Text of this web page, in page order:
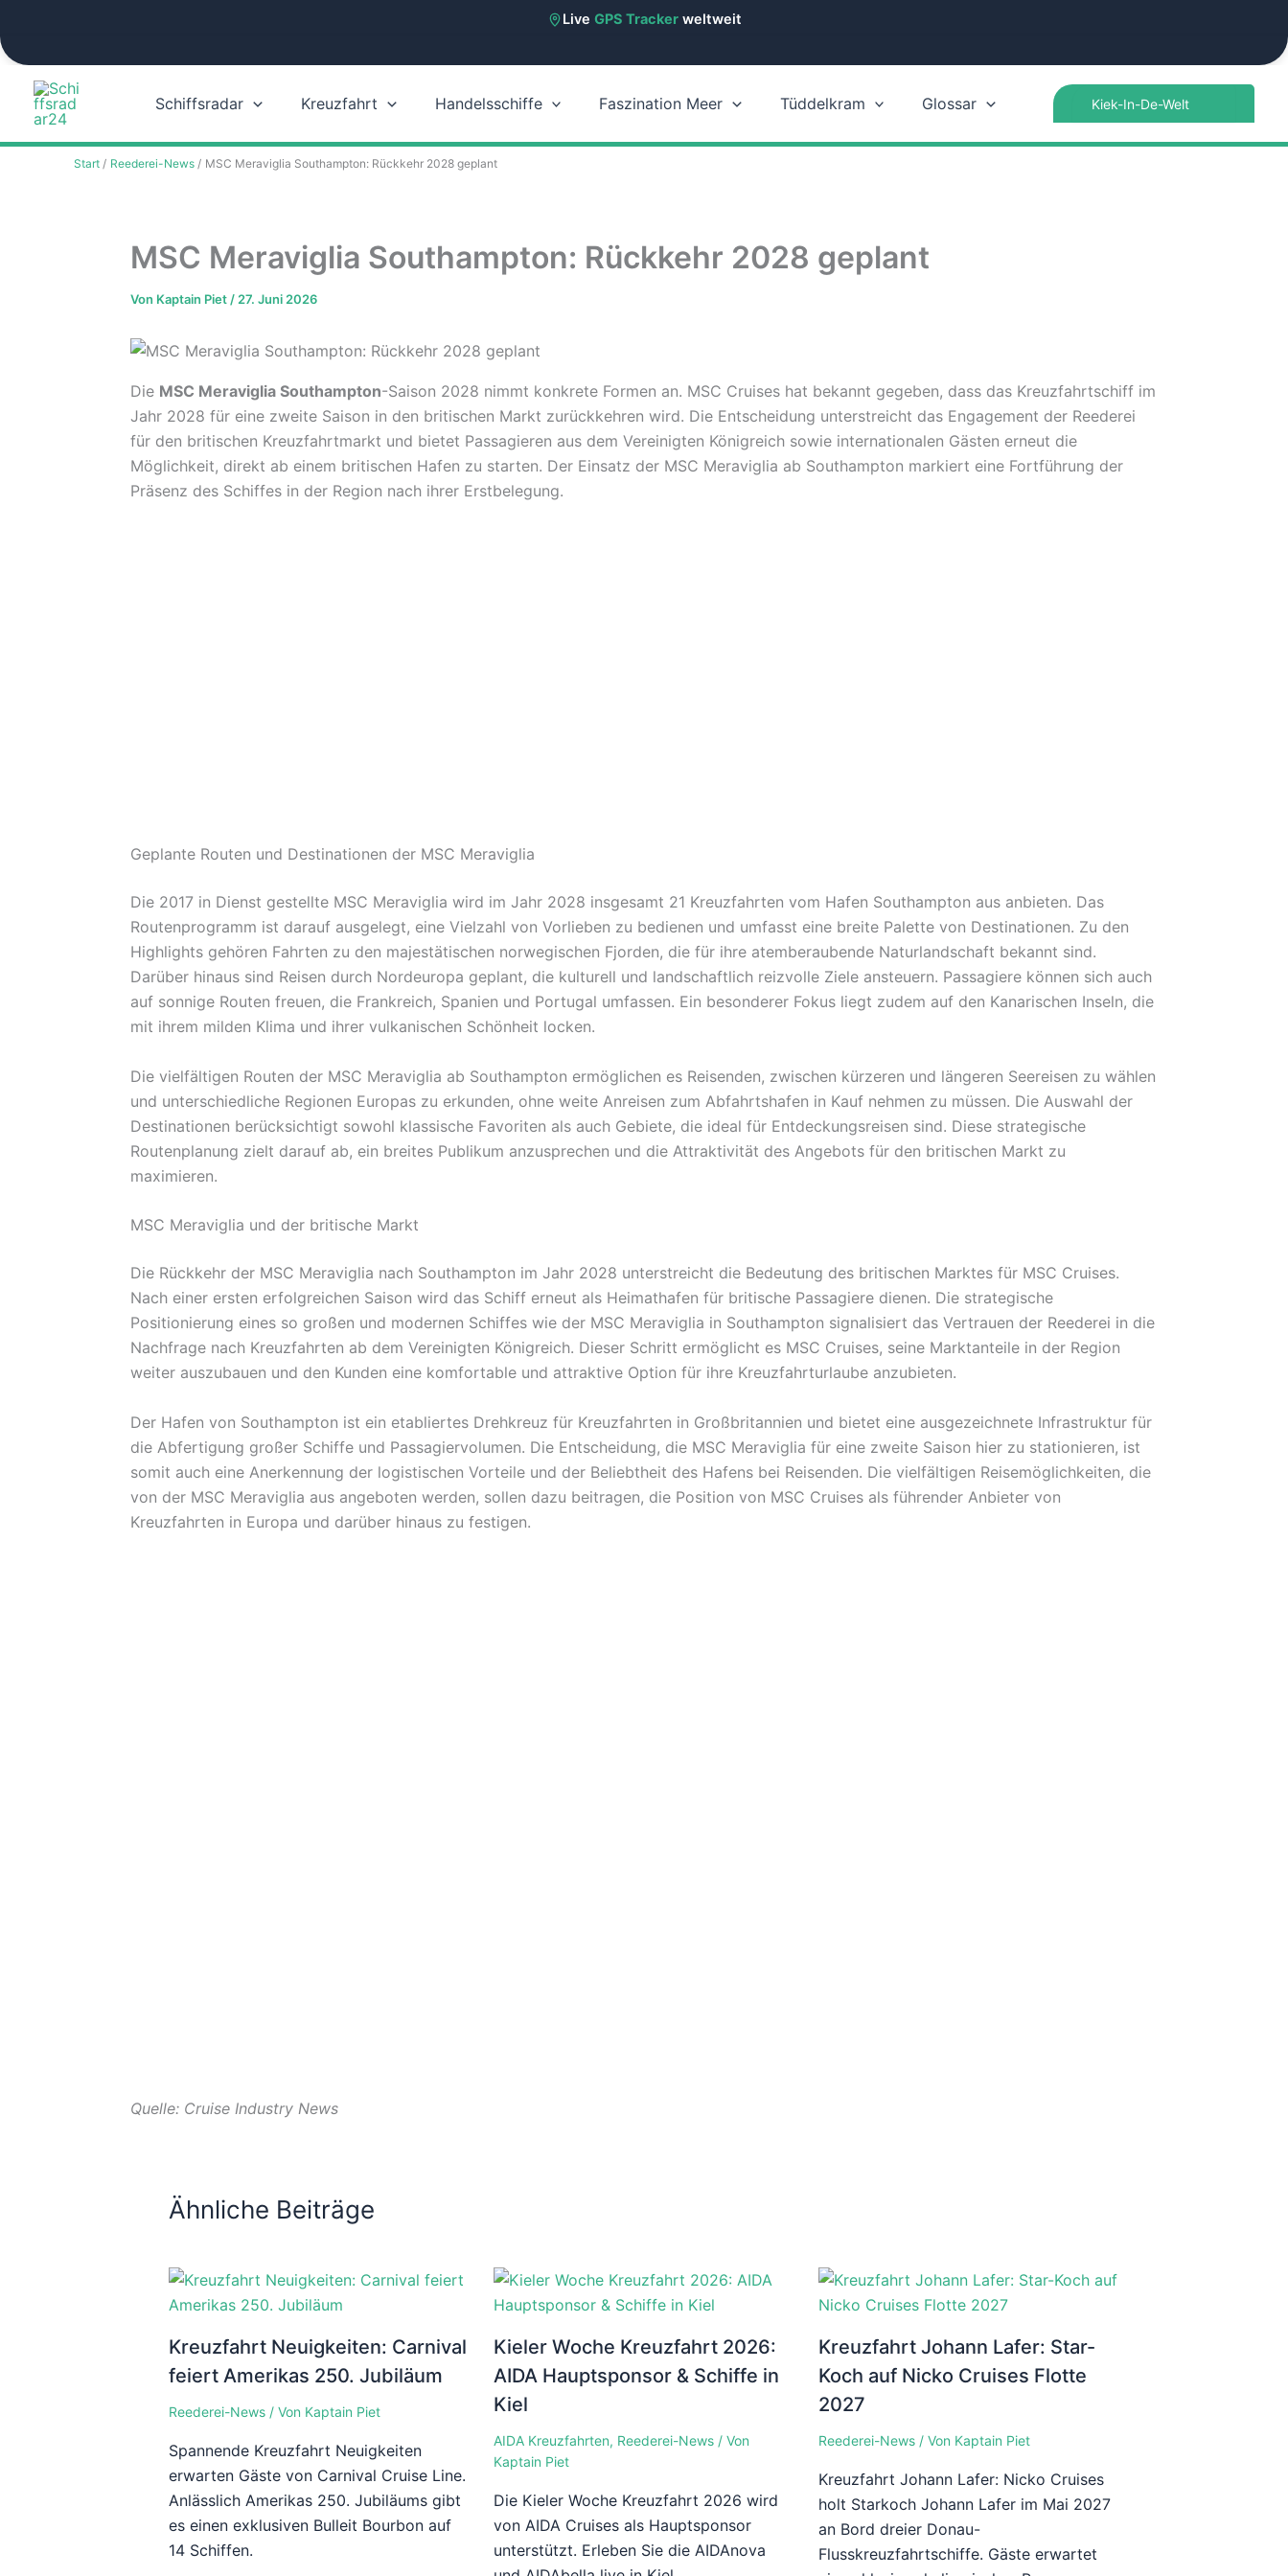
Live GPS Trackerweltweit
Zum
springen
Schiffsradar Kreuzfahrt Handelsschiffe Faszination Meer Tüddelkram Glossar
Start Reederei-News MSC Meraviglia Southampton: Rückkehr 2028 geplant
MSC Meraviglia Southampton: Rückkehr 2028 geplant
Von Kaptain Piet / 27. Juni 2026
Die MSC Meraviglia Southampton-Saison 2028 nimmt konkrete Formen an. MSC Cruises hat bekannt gegeben, dass das Kreuzfahrtschiff im
Jahr 2028 für eine zweite Saison in den britischen Markt zurückkehren wird. Die Entscheidung unterstreicht das Engagement der Reederei
für den britischen Kreuzfahrtmarkt und bietet Passagieren aus dem Vereinigten Königreich sowie internationalen Gästen erneut die
Möglichkeit, direkt ab einem britischen Hafen zu starten. Der Einsatz der MSC Meraviglia ab Southampton markiert eine Fortführung der
Präsenz des Schiffes in der Region nach ihrer Erstbelegung.
Geplante Routen und Destinationen der MSC Meraviglia
Die 2017 in Dienst gestellte MSC Meraviglia wird im Jahr 2028 insgesamt 21 Kreuzfahrten vom Hafen Southampton aus anbieten. Das
Routenprogramm ist darauf ausgelegt, eine Vielzahl von Vorlieben zu bedienen und umfasst eine breite Palette von Destinationen. Zu den
Highlights gehören Fahrten zu den majestätischen norwegischen Fjorden, die für ihre atemberaubende Naturlandschaft bekannt sind.
Darüber hinaus sind Reisen durch Nordeuropa geplant, die kulturell und landschaftlich reizvolle Ziele ansteuern. Passagiere können sich auch
auf sonnige Routen freuen, die Frankreich, Spanien und Portugal umfassen. Ein besonderer Fokus liegt zudem auf den Kanarischen Inseln, die
mit ihrem milden Klima und ihrer vulkanischen Schönheit locken.
Die vielfältigen Routen der MSC Meraviglia ab Southampton ermöglichen es Reisenden, zwischen kürzeren und längeren Seereisen zu wählen
und unterschiedliche Regionen Europas zu erkunden, ohne weite Anreisen zum Abfahrtshafen in Kauf nehmen zu müssen. Die Auswahl der
Destinationen berücksichtigt sowohl klassische Favoriten als auch Gebiete, die ideal für Entdeckungsreisen sind. Diese strategische
Routenplanung zielt darauf ab, ein breites Publikum anzusprechen und die Attraktivität des Angebots für den britischen Markt zu
maximieren.
MSC Meraviglia und der britische Markt
Die Rückkehr der MSC Meraviglia nach Southampton im Jahr 2028 unterstreicht die Bedeutung des britischen Marktes für MSC Cruises.
Nach einer ersten erfolgreichen Saison wird das Schiff erneut als Heimathafen für britische Passagiere dienen. Die strategische
Positionierung eines so großen und modernen Schiffes wie der MSC Meraviglia in Southampton signalisiert das Vertrauen der Reederei in die
Nachfrage nach Kreuzfahrten ab dem Vereinigten Königreich. Dieser Schritt ermöglicht es MSC Cruises, seine Marktanteile in der Region
weiter auszubauen und den Kunden eine komfortable und attraktive Option für ihre Kreuzfahrturlaube anzubieten.
Der Hafen von Southampton ist ein etabliertes Drehkreuz für Kreuzfahrten in Großbritannien und bietet eine ausgezeichnete Infrastruktur für
die Abfertigung großer Schiffe und Passagiervolumen. Die Entscheidung, die MSC Meraviglia für eine zweite Saison hier zu stationieren, ist
somit auch eine Anerkennung der logistischen Vorteile und der Beliebtheit des Hafens bei Reisenden. Die vielfältigen Reisemöglichkeiten, die
von der MSC Meraviglia aus angeboten werden, sollen dazu beitragen, die Position von MSC Cruises als führender Anbieter von
Kreuzfahrten in Europa und darüber hinaus zu festigen.
Quelle: Cruise Industry News
Ähnliche Beiträge
Kreuzfahrt Neuigkeiten: Carnival
feiert Amerikas 250. Jubiläum
Reederei-News / Von Kaptain Piet
Spannende Kreuzfahrt Neuigkeiten
erwarten Gäste von Carnival Cruise Line.
Anlässlich Amerikas 250. Jubiläums gibt
es einen exklusiven Bulleit Bourbon auf
14 Schiffen.
Kieler Woche Kreuzfahrt 2026:
AIDA Hauptsponsor & Schiffe in
Kiel
AIDA Kreuzfahrten, Reederei-News / Von
Kaptain Piet
Die Kieler Woche Kreuzfahrt 2026 wird
von AIDA Cruises als Hauptsponsor
unterstützt. Erleben Sie die AIDAnova
Kreuzfahrt Johann Lafer: Star-
Koch auf Nicko Cruises Flotte
2027
Reederei-News/ Von Kaptain Piet
Kreuzfahrt Johann Lafer: Nicko Cruises
holt Starkoch Johann Lafer im Mai 2027
an Bord dreier Donau-
Flusskreuzfahrtschiffe. Gäste erwartet